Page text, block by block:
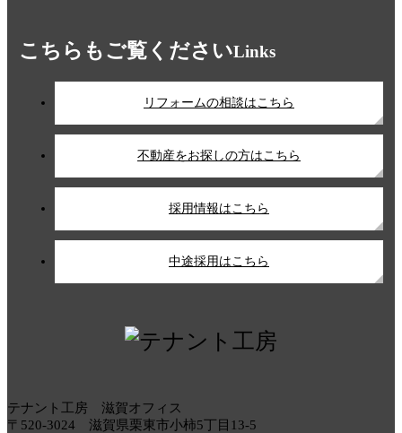
こちらもご覧くださいLinks
リフォームの相談はこちら
不動産をお探しの方はこちら
採用情報はこちら
中途採用はこちら
テナント工房 滋賀オフィス
〒520-3024 滋賀県栗東市小柿5丁目13-5